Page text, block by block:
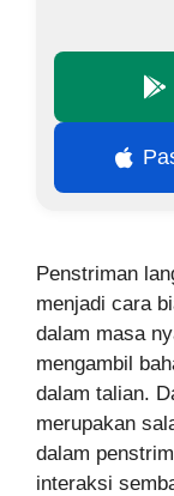
Penstriman
menjadi cara
dalam masa
mengambil
dalam talian.
merupakan
dalam
interaksi